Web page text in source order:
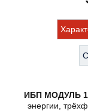
ИБП МОДУЛЬ
энергии,